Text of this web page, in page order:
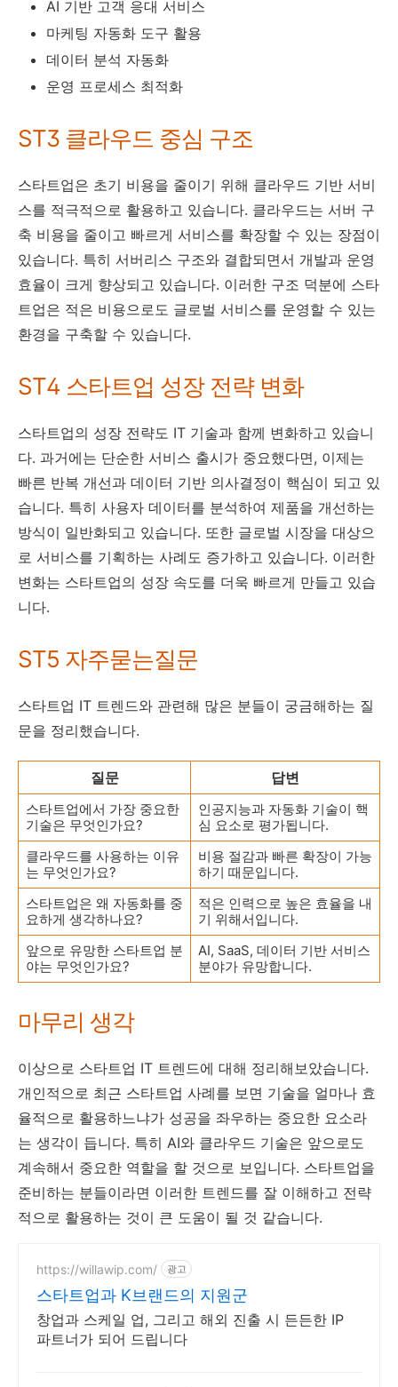
AI 기반 고객 응대 서비스
마케팅 자동화 도구 활용
데이터 분석 자동화
운영 프로세스 최적화
ST3 클라우드 중심 구조
스타트업은 초기 비용을 줄이기 위해 클라우드 기반 서비
스를 적극적으로 활용하고 있습니다. 클라우드는 서버 구
축 비용을 줄이고 빠르게 서비스를 확장할 수 있는 장점이
있습니다. 특히 서버리스 구조와 결합되면서 개발과 운영
효율이 크게 향상되고 있습니다. 이러한 구조 덕분에 스타
트업은 적은 비용으로도 글로벌 서비스를 운영할 수 있는
환경을 구축할 수 있습니다.
ST4 스타트업 성장 전략 변화
스타트업의 성장 전략도 IT 기술과 함께 변화하고 있습니
다. 과거에는 단순한 서비스 출시가 중요했다면, 이제는
빠른 반복 개선과 데이터 기반 의사결정이 핵심이 되고 있
습니다. 특히 사용자 데이터를 분석하여 제품을 개선하는
방식이 일반화되고 있습니다. 또한 글로벌 시장을 대상으
로 서비스를 기획하는 사례도 증가하고 있습니다. 이러한
변화는 스타트업의 성장 속도를 더욱 빠르게 만들고 있습
니다.
ST5 자주묻는질문
스타트업 IT 트렌드와 관련해 많은 분들이 궁금해하는 질
문을 정리했습니다.
질문 답변
스타트업에서 가장 중요한
기술은 무엇인가요?
인공지능과 자동화 기술이 핵
심 요소로 평가됩니다.
클라우드를 사용하는 이유
는 무엇인가요?
비용 절감과 빠른 확장이 가능
하기 때문입니다.
스타트업은 왜 자동화를 중
요하게 생각하나요?
적은 인력으로 높은 효율을 내
기 위해서입니다.
앞으로 유망한 스타트업 분
야는 무엇인가요?
AI, SaaS, 데이터 기반 서비스
분야가 유망합니다.
마무리 생각
이상으로 스타트업 IT 트렌드에 대해 정리해보았습니다.
개인적으로 최근 스타트업 사례를 보면 기술을 얼마나 효
율적으로 활용하느냐가 성공을 좌우하는 중요한 요소라
는 생각이 듭니다. 특히 AI와 클라우드 기술은 앞으로도
계속해서 중요한 역할을 할 것으로 보입니다. 스타트업을
준비하는 분들이라면 이러한 트렌드를 잘 이해하고 전략
적으로 활용하는 것이 큰 도움이 될 것 같습니다.
https://willawip.com/ 광고
스타트업과 K브랜드의 지원군
창업과 스케일 업, 그리고 해외 진출 시 든든한 IP
파트너가 되어 드립니다